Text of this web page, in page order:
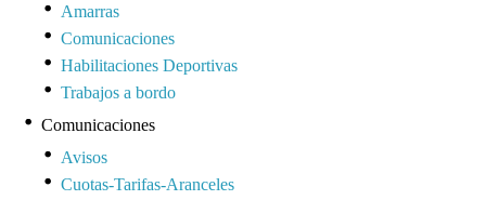
Amarras
Comunicaciones
Habilitaciones Deportivas
Trabajos a bordo
Comunicaciones
Avisos
Cuotas-Tarifas-Aranceles